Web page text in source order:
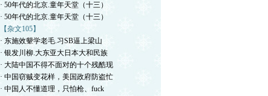
· 50年代的北京.童年天堂（十三）
· 50年代的北京.童年天堂（十三）
【杂文105】
· 东施效颦学老毛.习SB逼上梁山
· 银发川柳.大东亚大日本大和民族
· 大陆中国不得不面对的十个残酷现
· 中国窃贼变花样，美国政府防盗忙
· 中国人不懂道理，只怕枪、fuck